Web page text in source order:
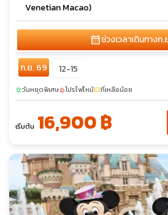
Venetian Macao)
calendar_monthช่วงเวลาเดินทางก.
ก.ย. 69 12-15
sunnyวันหยุดพิเศษlocal_fire_departmentโปรไฟไหม้confirmation_numberที่เหลือน้อย
เริ่มต้น 16,900 ฿